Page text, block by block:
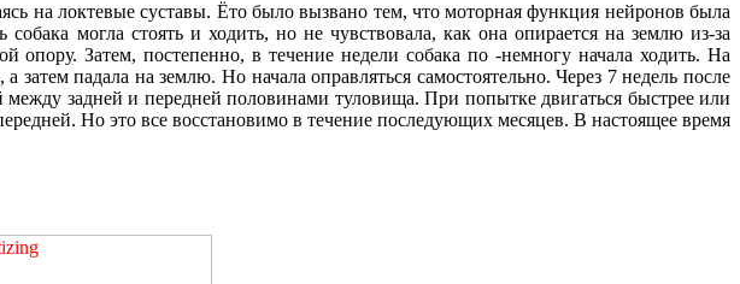
на локтевые суставы. Ёто было вызвано тем, что моторная функция нейронов была
могла стоять и ходить, но не чувствовала, как она опирается на землю из-за
Затем, постепенно, в течение недели собака по -немногу начала ходить. На
затем падала на землю. Но начала оправляться самостоятельно. Через 7 недель после
задней и передней половинами туловища. При попытке двигаться быстрее или
Но это все восстановимо в течение последующих месяцев. В настоящее время